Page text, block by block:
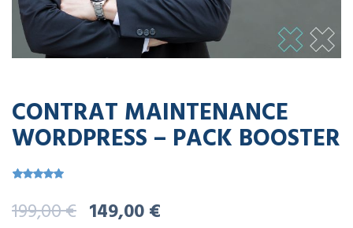
CONTRAT MAINTENANCE
WORDPRESS – PACK BOOSTER
sur 5 basé
sur
199,00€ Le
149,00€